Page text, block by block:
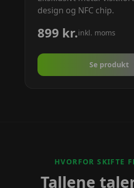
design og NFC chip.
899 kr.inkl. moms
Se produkt
HVORFOR SKIFTE
Tallene